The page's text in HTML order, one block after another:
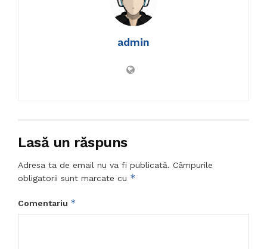
admin
Lasă un răspuns
Adresa ta de email nu va fi publicată. Câmpurile
obligatorii sunt marcate cu *
Comentariu *